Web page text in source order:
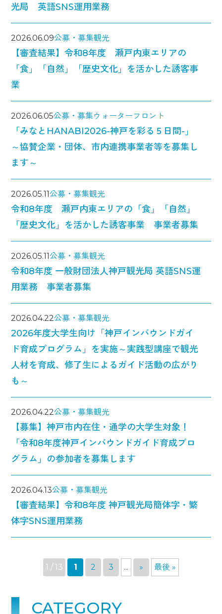
光局 英語SNS運用業務
2026.06.09公募・募集観光
【審査結果】令和8年度 瀬戸内東エリアの
「食」「自然」「歴史文化」を活かした誘客事
業
2026.06.05公募・募集ウォーターフロント
「みなとHANABI2026-神戸を彩る５日間-」
～協賛企業・団体、市内連携事業者等を募集し
ます～
2026.05.11公募・募集観光
令和8年度 瀬戸内東エリアの「食」「自然」
「歴史文化」を活かした誘客事業 事業者募集
2026.05.11公募・募集観光
令和8年度 一般財団法人神戸観光局 英語SNS運
用業務 事業者募集
2026.04.22公募・募集観光
2026年度大学生向け「神戸インバウンドガイ
ド育成プログラム」を実施～実践型講座で観光
人材を育成、修了生によるガイド活動の広がり
も～
2026.04.22公募・募集観光
【募集】神戸市内在住・通学の大学生対象！
「令和8年度神戸インバウンドガイド育成プロ
グラム」の参加者を募集します
2026.04.13公募・募集観光
【審査結果】令和8年度 神戸観光局簡体字・繁
体字SNS運用業務
1 / 13 1 2 3 ... » 最後 »
CATEGORY